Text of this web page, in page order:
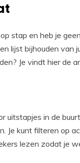
stap en heb je
lijst bijhouden
Je vindt hier de
uitstapjes in de
Je kunt filteren op
lezen zodat je